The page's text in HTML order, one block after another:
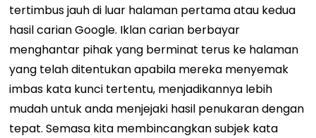
tertimbus jauh di luar halaman pertama atau kedua
hasil carian Google. Iklan carian berbayar
menghantar pihak yang berminat terus ke halaman
yang telah ditentukan apabila mereka menyemak
imbas kata kunci tertentu, menjadikannya lebih
mudah untuk anda menjejaki hasil penukaran dengan
tepat. Semasa kita membincangkan subjek kata